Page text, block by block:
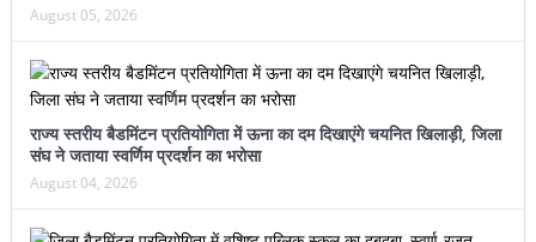
August 05, 2026
राज्य स्तरीय बैडमिंटन प्रतियोगिता में ऊना का दम दिखाएंगे चयनित खिलाड़ी, जिला
संघ ने जताया स्वर्णिम प्रदर्शन का भरोसा
August 04, 2026